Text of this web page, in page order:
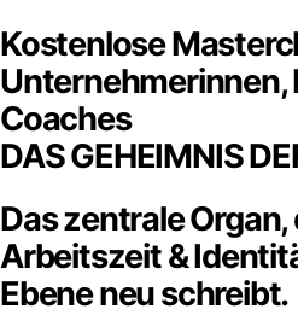
Kostenlose
Unternehmerinnen,
Coaches
DAS GEHEIMNIS
Das zentrale
Arbeitszeit &
Ebene neu schreibt.